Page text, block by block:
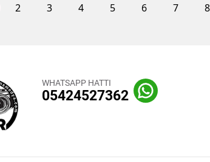
2 3 4 5 6 7 8
WHATSAPP HATTI
05424527362